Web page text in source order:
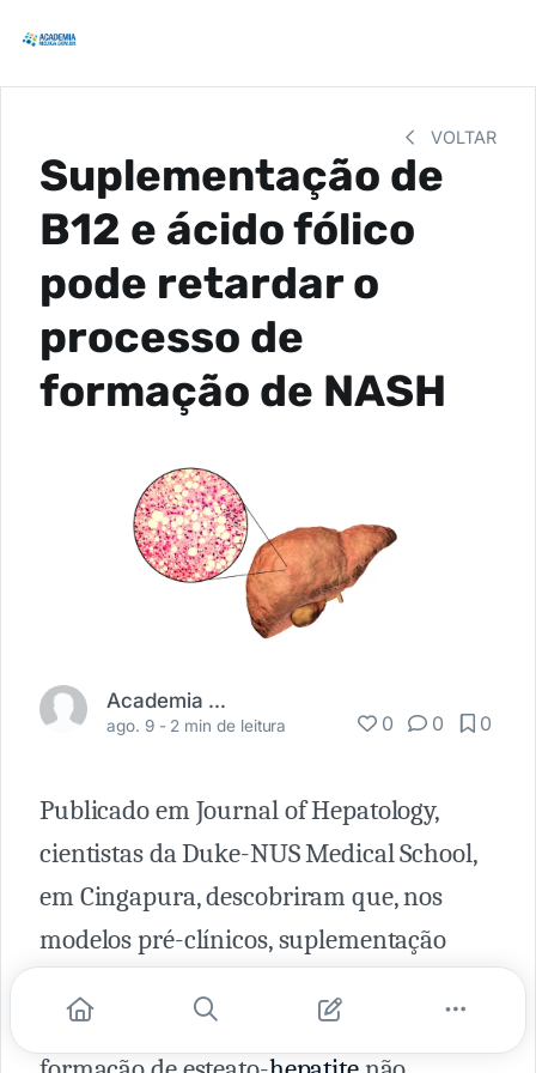
VOLTAR
Suplementação de
B12 e ácido fólico
pode retardar o
processo de
formação de NASH
Academia Médica
ago. 9 - 2 min de leitura 0 0 0
Publicado em Journal of Hepatology,
cientistas da Duke-NUS Medical School,
em Cingapura, descobriram que, nos
modelos pré-clínicos, suplementação
é capaz de retardar o processo de